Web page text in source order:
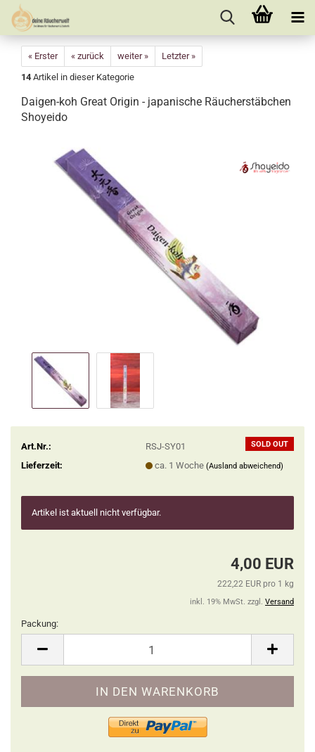
« Erster « zurück weiter »
Letzter »
14 Artikel in dieser Kategorie
Daigen-koh Great Origin - japanische Räucherstäbchen
Shoyeido
SOLD OUT
Art.Nr.:
RSJ-SY01
Lieferzeit:
ca. 1 Woche (Ausland abweichend)
Artikel ist aktuell nicht verfügbar.
4,00 EUR
222,22 EUR pro 1 kg
inkl. 19% MwSt. zzgl. Versand
Packung: